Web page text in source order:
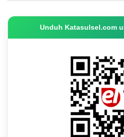
Unduh Katasulsel.com